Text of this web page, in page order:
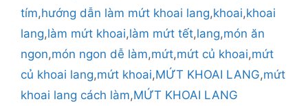
tím,hướng dẫn làm mứt khoai lang,khoai,khoai
lang,làm mứt khoai,làm mứt tết,lang,món ăn
ngon,món ngon dễ làm,mứt,mứt củ khoai,mứt
củ khoai lang,mứt khoai,MỨT KHOAI LANG,mứt
khoai lang cách làm,MỨT KHOAI LANG